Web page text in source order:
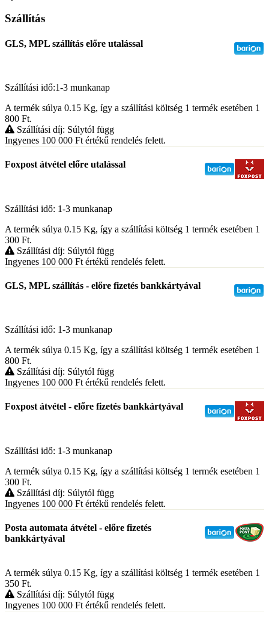
Szállítás
GLS, MPL szállítás előre utalással
Szállítási idő:1-3 munkanap
A termék súlya 0.15 Kg, így a szállítási költség 1 termék esetében 1
800 Ft.
Szállítási díj: Súlytól függ
Ingyenes 100 000 Ft értékű rendelés felett.
Foxpost átvétel előre utalással
Szállítási idő: 1-3 munkanap
A termék súlya 0.15 Kg, így a szállítási költség 1 termék esetében 1
300 Ft.
Szállítási díj: Súlytól függ
Ingyenes 100 000 Ft értékű rendelés felett.
GLS, MPL szállítás - előre fizetés bankkártyával
Szállítási idő: 1-3 munkanap
A termék súlya 0.15 Kg, így a szállítási költség 1 termék esetében 1
800 Ft.
Szállítási díj: Súlytól függ
Ingyenes 100 000 Ft értékű rendelés felett.
Foxpost átvétel - előre fizetés bankkártyával
Szállítási idő: 1-3 munkanap
A termék súlya 0.15 Kg, így a szállítási költség 1 termék esetében 1
300 Ft.
Szállítási díj: Súlytól függ
Ingyenes 100 000 Ft értékű rendelés felett.
Posta automata átvétel - előre fizetés
bankkártyával
A termék súlya 0.15 Kg, így a szállítási költség 1 termék esetében 1
350 Ft.
Szállítási díj: Súlytól függ
Ingyenes 100 000 Ft értékű rendelés felett.